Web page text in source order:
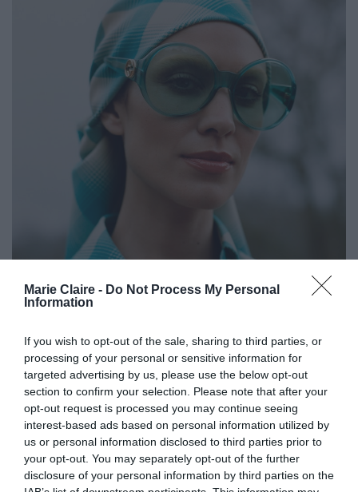
Marie Claire - Do Not Process My Personal
Information
If you wish to opt-out of the sale, sharing to third parties, or
processing of your personal or sensitive information for
targeted advertising by us, please use the below opt-out
section to confirm your selection. Please note that after your
opt-out request is processed you may continue seeing
interest-based ads based on personal information utilized by
us or personal information disclosed to third parties prior to
your opt-out. You may separately opt-out of the further
disclosure of your personal information by third parties on the